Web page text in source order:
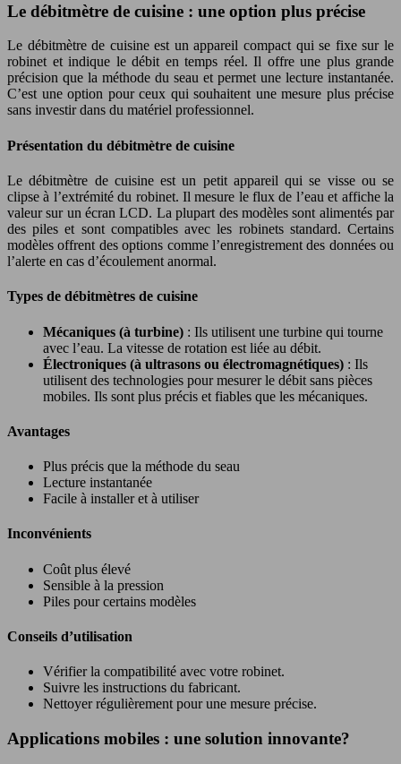
Le débitmètre de cuisine : une option plus précise
Le débitmètre de cuisine est un appareil compact qui se fixe sur le
robinet et indique le débit en temps réel. Il offre une plus grande
précision que la méthode du seau et permet une lecture instantanée.
C’est une option pour ceux qui souhaitent une mesure plus précise
sans investir dans du matériel professionnel.
Présentation du débitmètre de cuisine
Le débitmètre de cuisine est un petit appareil qui se visse ou se
clipse à l’extrémité du robinet. Il mesure le flux de l’eau et affiche la
valeur sur un écran LCD. La plupart des modèles sont alimentés par
des piles et sont compatibles avec les robinets standard. Certains
modèles offrent des options comme l’enregistrement des données ou
l’alerte en cas d’écoulement anormal.
Types de débitmètres de cuisine
Mécaniques (à turbine) : Ils utilisent une turbine qui tourne
avec l’eau. La vitesse de rotation est liée au débit.
Électroniques (à ultrasons ou électromagnétiques) : Ils
utilisent des technologies pour mesurer le débit sans pièces
mobiles. Ils sont plus précis et fiables que les mécaniques.
Avantages
Plus précis que la méthode du seau
Lecture instantanée
Facile à installer et à utiliser
Inconvénients
Coût plus élevé
Sensible à la pression
Piles pour certains modèles
Conseils d’utilisation
Vérifier la compatibilité avec votre robinet.
Suivre les instructions du fabricant.
Nettoyer régulièrement pour une mesure précise.
Applications mobiles : une solution innovante?